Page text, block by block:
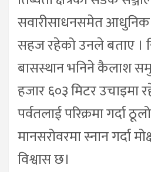
सवारीसाधनसमेत आधुनिक
सहज रहेको उनले बताए ।
बासस्थान भनिने कैलाश
हजार ६०३ मिटर
पर्वतलाई परिक्रमा गर्दा
मानसरोवरमा स्नान गर्दा
विश्वास छ।